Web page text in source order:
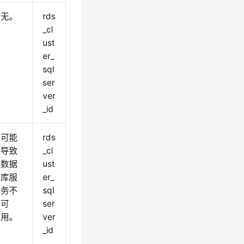
无。
rds
_cl
ust
er_
sql
ser
ver
_id
可能
导致
数据
库服
务不
可
用。
rds
_cl
ust
er_
sql
ser
ver
_id